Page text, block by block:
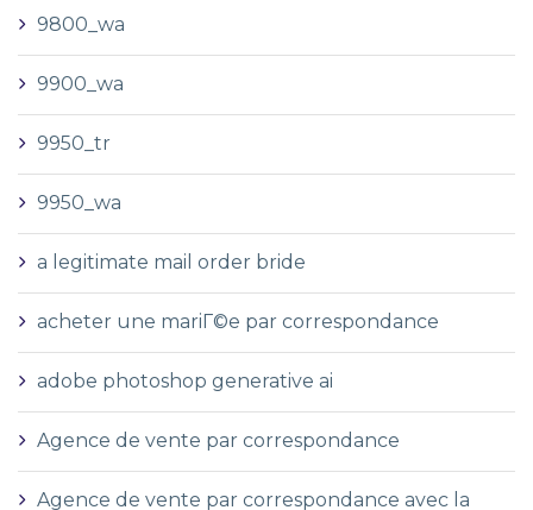
9800_wa
9900_wa
9950_tr
9950_wa
a legitimate mail order bride
acheter une mariГ©e par correspondance
adobe photoshop generative ai
Agence de vente par correspondance
Agence de vente par correspondance avec la